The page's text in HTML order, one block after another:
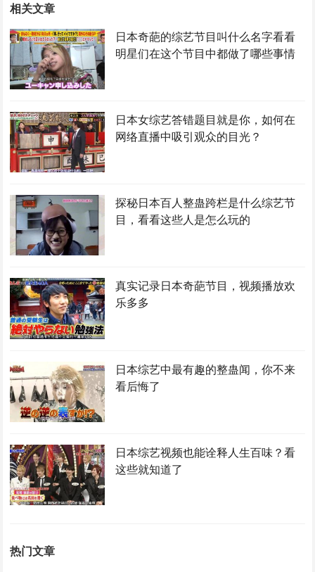
相关文章
日本奇葩的综艺节目叫什么名字看看
明星们在这个节目中都做了哪些事情
日本女综艺答错题目就是你，如何在
网络直播中吸引观众的目光？
探秘日本百人整蛊跨栏是什么综艺节
目，看看这些人是怎么玩的
真实记录日本奇葩节目，视频播放欢
乐多多
日本综艺中最有趣的整蛊闻，你不来
看后悔了
日本综艺视频也能诠释人生百味？看
这些就知道了
热门文章